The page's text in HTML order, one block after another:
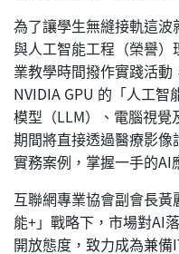
為了讓學生無縫接軌這
與人工智能工程（榮譽
業教學時間撥作實踐活
NVIDIA GPU 的「人工
模型（LLM）、電腦視
期間將直接透過醫療影
實務案例，掌握一手的AI
互聯網專業協會副會長
能+」戰略下，市場對AI
開放態度，致力成為兼